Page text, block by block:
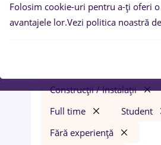
Filtre
Construcții / Instalații
Full time
Student
Fără experiență
Folosim cookie-uri pentru a-ți oferi
avantajele lor.Vezi politica noastră de